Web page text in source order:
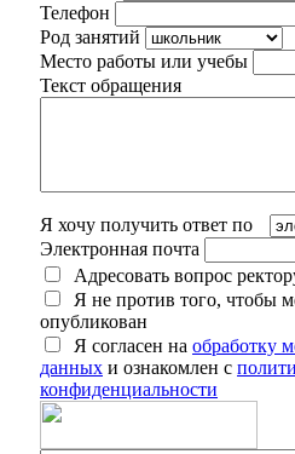
Телефон
Род занятий
Место работы или учебы
Текст обращения
Я хочу получить ответ по
Электронная почта
Адресовать вопрос
Я не против того, чтобы
опубликован
Я согласен на обработку
данных и ознакомлен с
конфиденциальности